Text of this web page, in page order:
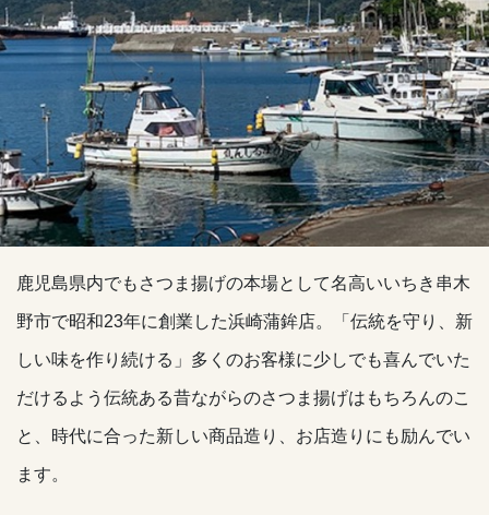
鹿児島県内でもさつま揚げの本場として名高いいちき串木
野市で昭和23年に創業した浜崎蒲鉾店。「伝統を守り、新
しい味を作り続ける」多くのお客様に少しでも喜んでいた
だけるよう伝統ある昔ながらのさつま揚げはもちろんのこ
と、時代に合った新しい商品造り、お店造りにも励んでい
ます。